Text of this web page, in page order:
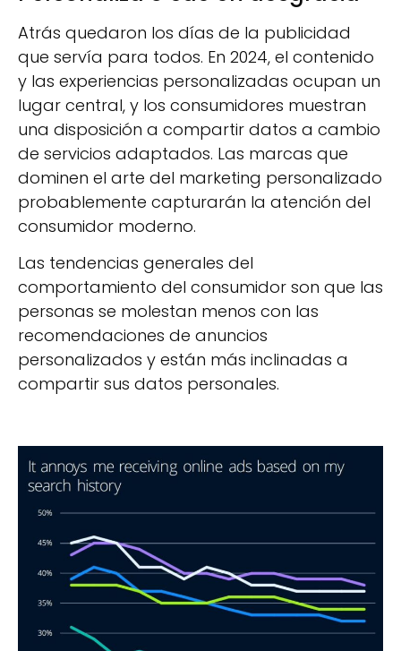
Atrás quedaron los días de la publicidad
que servía para todos. En 2024, el contenido
y las experiencias personalizadas ocupan un
lugar central, y los consumidores muestran
una disposición a compartir datos a cambio
de servicios adaptados. Las marcas que
dominen el arte del marketing personalizado
probablemente capturarán la atención del
consumidor moderno.
Las tendencias generales del
comportamiento del consumidor son que las
personas se molestan menos con las
recomendaciones de anuncios
personalizados y están más inclinadas a
compartir sus datos personales.